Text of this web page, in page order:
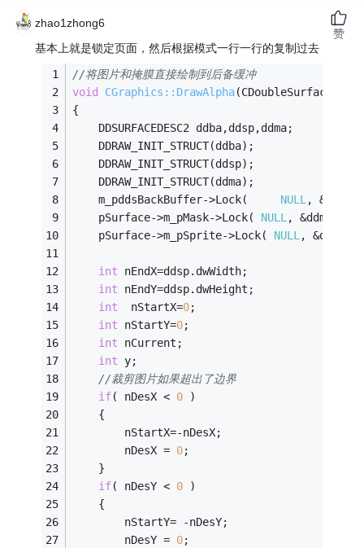
zhao1zhong6
基本上就是锁定页面，然后根据模式一行一行的复制过去
//将图片和掩膜直接绘制到后备缓冲
void
CGraphics::DrawAlpha(CDoubleSurface*
{
	DDSURFACEDESC2 ddba,ddsp,ddma;
	DDRAW_INIT_STRUCT(ddba);
	DDRAW_INIT_STRUCT(ddsp);
	DDRAW_INIT_STRUCT(ddma);
	m_pddsBackBuffer->Lock(
NULL, &ddba,
	pSurface->m_pMask->Lock(
NULL, &ddma,
	pSurface->m_pSprite->Lock(
NULL, &ddsp,
int nEndX=ddsp.dwWidth;
int nEndY=ddsp.dwHeight;
int
	 nStartX=
0;
int nStartY=0;
int nCurrent;
int y;
//裁剪图片如果超出了边界
if( nDesX < 0 )
	{
		nStartX=-nDesX;
		nDesX =
0
	}
if( nDesY < 0 )
	{
		nStartY= -nDesY;
		nDesY =
0
赞